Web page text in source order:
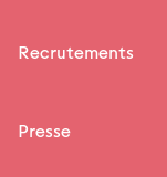
Recrutements
Presse